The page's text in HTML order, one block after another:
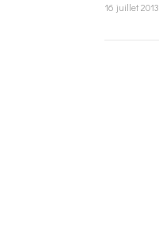
16 juillet 2013